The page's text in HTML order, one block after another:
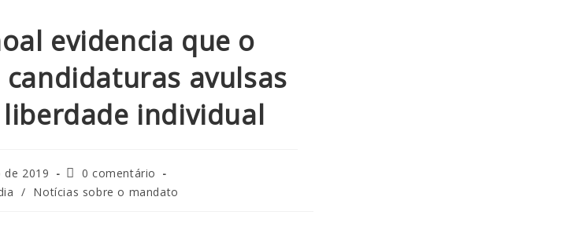
evidencia que o
avulsas
individual
de 2019
0 comentário
/ Notícias sobre o mandato